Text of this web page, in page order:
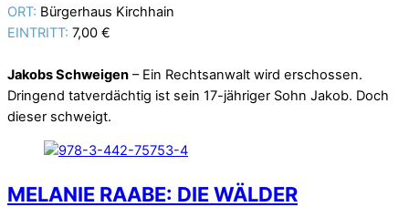
ORT: Bürgerhaus Kirchhain
EINTRITT: 7,00 €
Jakobs Schweigen – Ein Rechtsanwalt wird erschossen.
Dringend tatverdächtig ist sein 17-jähriger Sohn Jakob. Doch
dieser schweigt.
MELANIE RAABE: DIE WÄLDER